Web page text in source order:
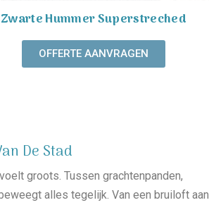
Zwarte Hummer Superstreched
OFFERTE AANVRAGEN
De Stad
groots. Tussen grachtenpanden,
alles tegelijk. Van een bruiloft aan